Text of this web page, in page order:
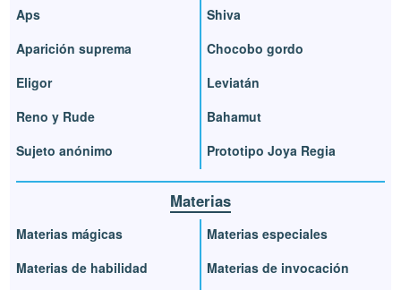
Aps
Aparición suprema
Eligor
Reno y Rude
Sujeto anónimo
Shiva
Chocobo gordo
Leviatán
Bahamut
Prototipo Joya Regia
Materias
Materias mágicas
Materias de habilidad
Materias especiales
Materias de invocación